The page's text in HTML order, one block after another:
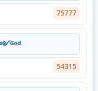
75777
54315